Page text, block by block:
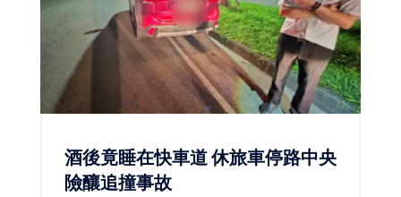
酒後竟睡在快車道 休旅車停路中央
險釀追撞事故